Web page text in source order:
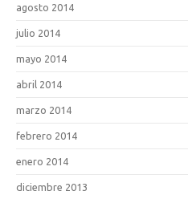
agosto 2014
julio 2014
mayo 2014
abril 2014
marzo 2014
febrero 2014
enero 2014
diciembre 2013